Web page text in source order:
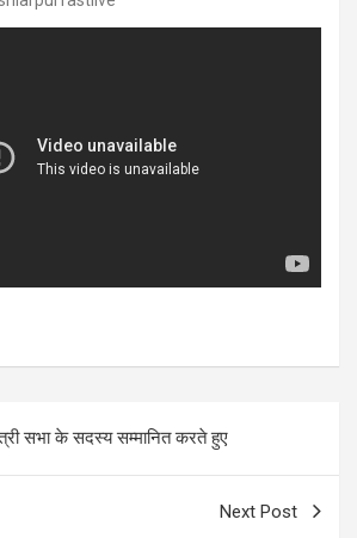
सभा के सदस्य सम्मानित करते हुए
Next Post